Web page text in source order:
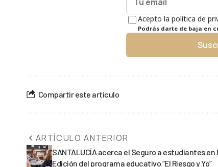
Acepto la política de
Podrás darte de baja en
Compartir este artículo
ARTÍCULO ANTERIOR
SANTALUCÍA acerca el Seguro a estudiantes en
Edición del programa educativo “El Riesgo y Yo”